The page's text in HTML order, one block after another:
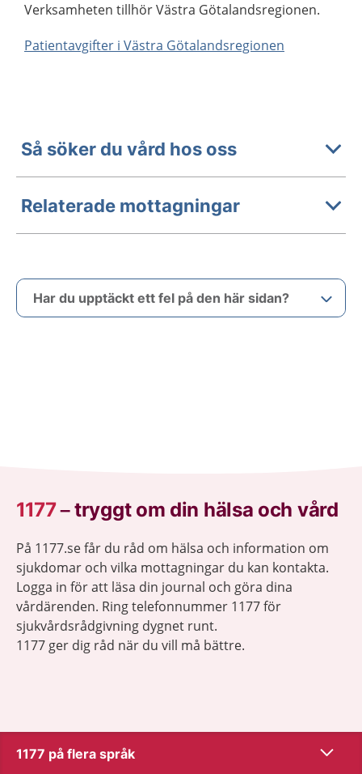
Verksamheten tillhör Västra Götalandsregionen.
Patientavgifter i Västra Götalandsregionen
Så söker du vård hos oss
Relaterade mottagningar
Har du upptäckt ett fel på den här sidan?
1177–tryggt om din hälsa och vård
På 1177.se får du råd om hälsa och information om
sjukdomar och vilka mottagningar du kan kontakta.
Logga in för att läsa din journal och göra dina
vårdärenden. Ring telefonnummer 1177 för
sjukvårdsrådgivning dygnet runt.
1177 ger dig råd när du vill må bättre.
1177 på flera språk Visa